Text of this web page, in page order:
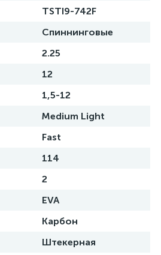
TSTI9-742F
Спиннинговые
2.25
12
1,5-12
Medium Light
Fast
114
2
EVA
Карбон
Штекерная